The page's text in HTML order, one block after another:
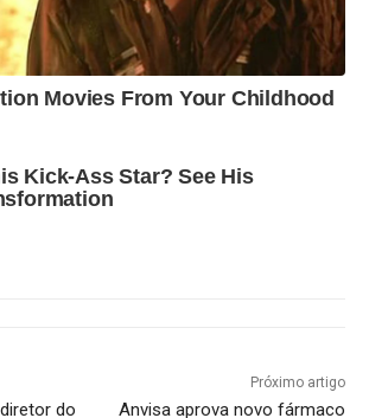
Movies From Your Childhood
Kick-Ass Star? See His
do
Próximo artigo
Anvisa aprova novo fármaco